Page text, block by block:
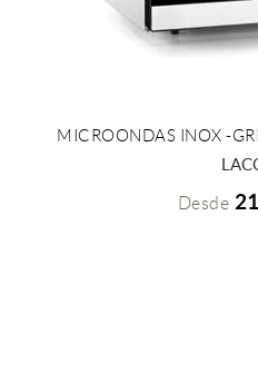
+
MICROONDAS INOX -
Desde